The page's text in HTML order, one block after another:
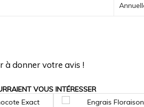
à donner votre avis !
VOUS INTÉRESSER